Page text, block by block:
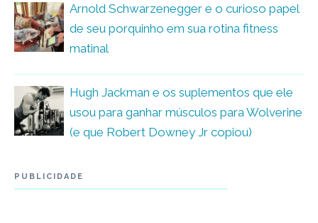
Arnold Schwarzenegger e o curioso papel
de seu porquinho em sua rotina fitness
matinal
Hugh Jackman e os suplementos que ele
usou para ganhar músculos para Wolverine
(e que Robert Downey Jr copiou)
PUBLICIDADE